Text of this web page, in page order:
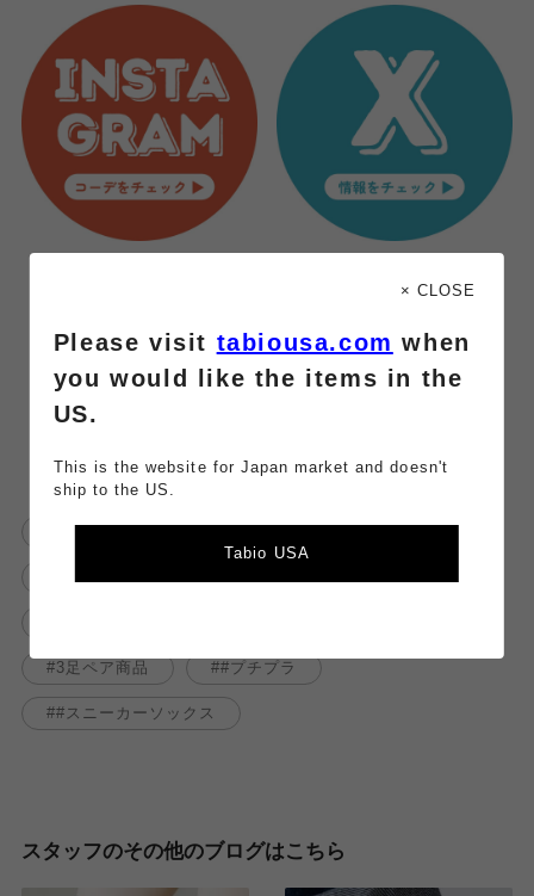
ありがとうございました☺️
みなさまのご来店を
お待ちしております 🧦.*･ﾟ
3足ペア商品 #プチプラ
#スニーカーソックス
スタッフのその他のブログはこちら
× CLOSE
Please visit tabiousa.com when
you would like the items in the
US.
This is the website for Japan market and doesn't
ship to the US.
Tabio USA